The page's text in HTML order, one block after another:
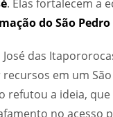
. Elas fortalecem a
do São
José das
em um
refutou a ideia, que
no acesso